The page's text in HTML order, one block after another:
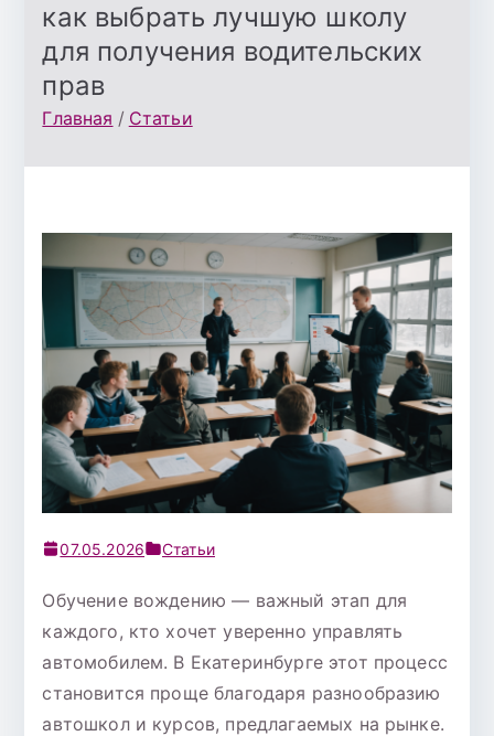
как выбрать лучшую школу
для получения водительских
прав
Главная Статьи
07.05.2026 Статьи
Обучение вождению — важный этап для
каждого, кто хочет уверенно управлять
автомобилем. В Екатеринбурге этот процесс
становится проще благодаря разнообразию
автошкол и курсов, предлагаемых на рынке.